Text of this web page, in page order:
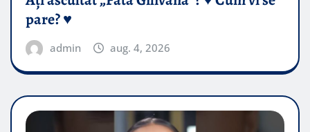
pare? ♥️
admin aug. 4, 2026